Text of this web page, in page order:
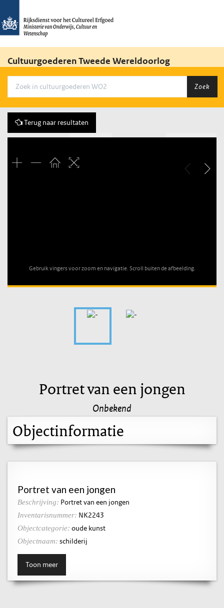
Cultuurgoederen Tweede Wereldoorlog
Zoek
Terug naar resultaten
Gebruik vingers voor zoom en navigatie. Scroll buiten de afbeelding.
Portret van een jongen
Onbekend
Objectinformatie
Portret van een jongen
Beschrijving: Portret van een jongen
Inventarisnummer: NK2243
Objectcategorie: oude kunst
Objectnaam: schilderij
Toon meer